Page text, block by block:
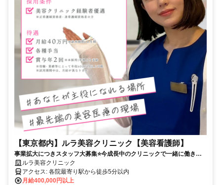
【東京都内】ルラ美容クリニック【美容看護師】
事業拡大につきスタッフ大募集⭐今成長中のクリニックで一緒に働きま
せんか？
ルラ美容クリニック
アクセス: 各院最寄り駅から徒歩5分以内
月給400,000円以上